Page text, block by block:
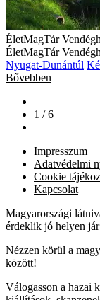
ÉletMagTár
ÉletMagTár
Nyugat-Dunántúl
Bővebben
1 / 6
Impresszum
Adatvédelmi
Cookie
Kapcsolat
Magyarországi
érdeklik jó helyen
Nézzen körül a
között!
Válogasson a hazai